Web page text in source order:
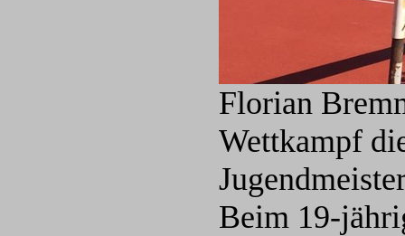
Florian
Wettkampf
Beim 19-